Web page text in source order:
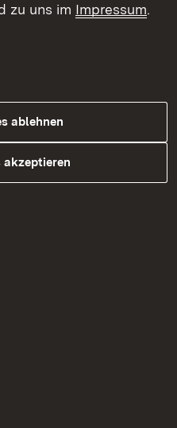
zu uns im Impressum.
ablehnen